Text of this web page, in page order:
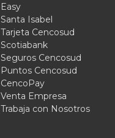
Easy
Santa Isabel
Tarjeta Cencosud
Scotiabank
Seguros Cencosud
Puntos Cencosud
CencoPay
Venta Empresa
Trabaja con Nosotros